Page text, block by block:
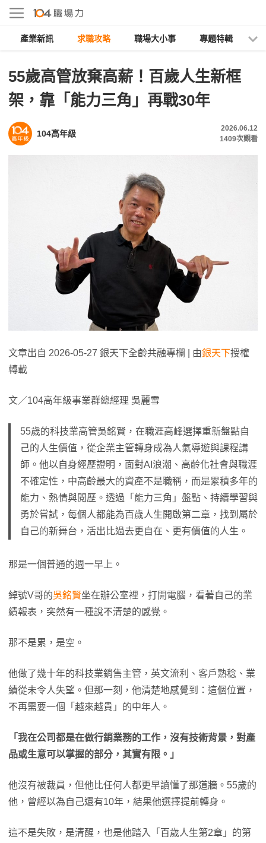
產業新訊 求職攻略 職場大小事 專題特輯
55歲高管放棄高薪！百歲人生新框
架，靠「能力三角」再戰30年
104高年級
2026.06.12
1409次觀看
文章出自 2026-05-27 銀天下全齡共融專欄 | 由銀天下授權
轉載
文／104高年級事業群總經理 吳麗雪
55歲的科技業高管吳銘賢，在職涯高峰選擇重新盤點自
己的人生價值，從企業主管轉身成為人氣導遊與課程講
師。他以自身經歷證明，面對AI浪潮、高齡化社會與職涯
不確定性，中高齡最大的資產不是職稱，而是累積多年的
能力、熱情與閱歷。透過「能力三角」盤點、持續學習與
勇於嘗試，每個人都能為百歲人生開啟第二章，找到屬於
自己的新舞台，活出比過去更自在、更有價值的人生。
那是一個普通的週一早上。
綽號V哥的吳銘賢坐在辦公室裡，打開電腦，看著自己的業
績報表，突然有一種說不清楚的感覺。
那不是累，是空。
他做了幾十年的科技業銷售主管，英文流利、客戶熟稔、業
績從未令人失望。但那一刻，他清楚地感覺到：這個位置，
不再需要一個「越來越貴」的中年人。
「我在公司都是在做行銷業務的工作，沒有技術背景，對產
品或生意可以掌握的部分，其實有限。」
他沒有被裁員，但他比任何人都更早讀懂了那道牆。55歲的
他，曾經以為自己還有10年，結果他選擇提前轉身。
這不是失敗，是清醒，也是他踏入「百歲人生第2章」的第